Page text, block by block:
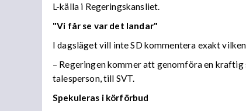
L-källa i Regeringskansliet.
"Vi får se var det landar"
I dagsläget vill inte SD kommentera exakt
– Regeringen kommer att genomföra en kraftig
talesperson, till SVT.
Spekuleras i körförbud